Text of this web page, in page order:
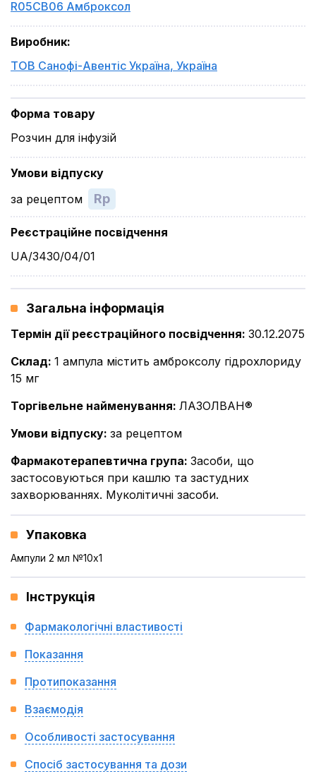
R05CB06 Амброксол
Виробник:
ТОВ Санофі-Авентіс Україна, Україна
Форма товару
Розчин для інфузій
Умови відпуску
за рецептом
Rp
Реєстраційне посвідчення
UA/3430/04/01
Загальна інформація
Термін дії реєстраційного посвідчення: 30.12.2075
Склад: 1 ампула містить амброксолу гідрохлориду
15 мг
Торгівельне найменування: ЛАЗОЛВАН®
Умови відпуску: за рецептом
Фармакотерапевтична група: Засоби, що
застосовуються при кашлю та застудних
захворюваннях. Муколітичні засоби.
Упаковка
Ампули 2 мл №10x1
Інструкція
Фармакологічні властивості
Показання
Протипоказання
Взаємодія
Особливості застосування
Спосіб застосування та дози